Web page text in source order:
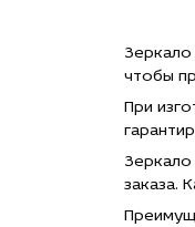
Зеркало
с
чтобы
При
Зеркало
заказа.